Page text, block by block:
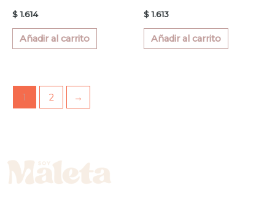
$1.614
Añadir al carrito
$1.613
Añadir al carrito
1 2 →